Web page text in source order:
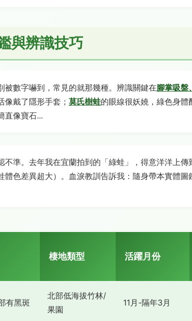
與辨識技巧
被數字嚇到，常見的就那幾種。辨識關鍵在腳掌吸盤
像戴了隱形手套； 莫氏樹蛙的眼線很妖嬈，綠色身體
直像寶石...
不準。去年我在宜蘭拍到的「綠蛙」，得意洋洋上傳
體色差異超大）。血淚教訓告訴我：隨身帶本實體圖
棲地類型 活躍月份
有黑斑
北部低海拔竹林/
果園
11月-隔年3月